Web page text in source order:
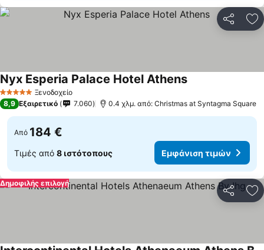
5 Αστέρια Ξενοδοχείο
Nyx Esperia Palace Hotel Athens
8,9 Εξαιρετικό 7.060 0.4 χλμ. από: Christmas at Syntagma Square
Από 184 €
Τιμές από 8 ιστότοπους Εμφάνιση τιμών
Δημοφιλής επιλογή